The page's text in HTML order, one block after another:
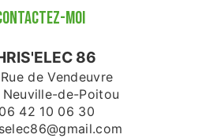
MOI
86
de Vendeuvre
Neuville-de-Poitou
06 42 10 06 30